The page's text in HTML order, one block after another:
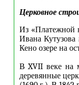
Церковное
Из «Платежной
Ивана
Кено озере на
В XVII веке на
деревянные